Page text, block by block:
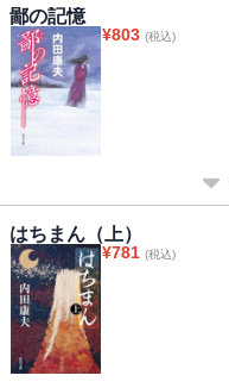
鄙の記憶
¥803 (税込)
はちまん（上）
¥781 (税込)